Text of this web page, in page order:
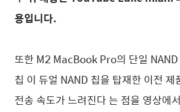
용입니다.
또한 M2 MacBook Pro의 단일 NAND
칩 이 듀얼 NAND 칩을 탑재한 이전 제
전송 속도가 느려진다는 점을 영상에